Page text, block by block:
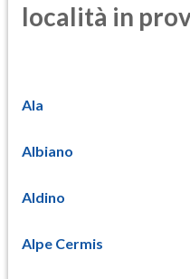
località in
Ala
Albiano
Aldino
Alpe Cermis